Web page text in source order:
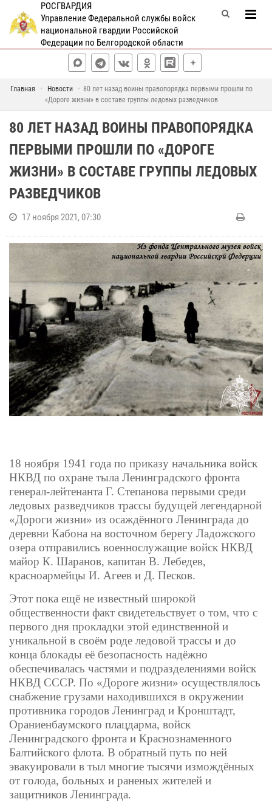
РОСГВАРДИЯ
Управление Федеральной службы войск
национальной гвардии Российской
Федерации по Белгородской области
Главная Новости
80 лет назад воины правопорядка первыми прошли по
«Дороге жизни» в составе группы ледовых разведчиков
80 ЛЕТ НАЗАД ВОИНЫ ПРАВОПОРЯДКА
ПЕРВЫМИ ПРОШЛИ ПО «ДОРОГЕ
ЖИЗНИ» В СОСТАВЕ ГРУППЫ ЛЕДОВЫХ
РАЗВЕДЧИКОВ
17 ноября 2021, 07:30
18 ноября 1941 года по приказу начальника войск
НКВД по охране тыла Ленинградского фронта
генерал-лейтенанта Г. Степанова первыми среди
ледовых разведчиков трассы будущей легендарной
«Дороги жизни» из осаждённого Ленинграда до
деревни Кабона на восточном берегу Ладожского
озера отправились военнослужащие войск НКВД
майор К. Шаранов, капитан В. Лебедев,
красноармейцы И. Агеев и Д. Песков.
Этот пока ещё не известный широкой
общественности факт свидетельствует о том, что с
первого дня прокладки этой единственной и
уникальной в своём роде ледовой трассы и до
конца блокады её безопасность надёжно
обеспечивалась частями и подразделениями войск
НКВД СССР. По «Дороге жизни» осуществлялось
снабжение грузами находившихся в окружении
противника городов Ленинград и Кронштадт,
Ораниенбаумского плацдарма, войск
Ленинградского фронта и Краснознаменного
Балтийского флота. В обратный путь по ней
эвакуировали в тыл многие тысячи измождённых
от голода, больных и раненых жителей и
защитников Ленинграда.